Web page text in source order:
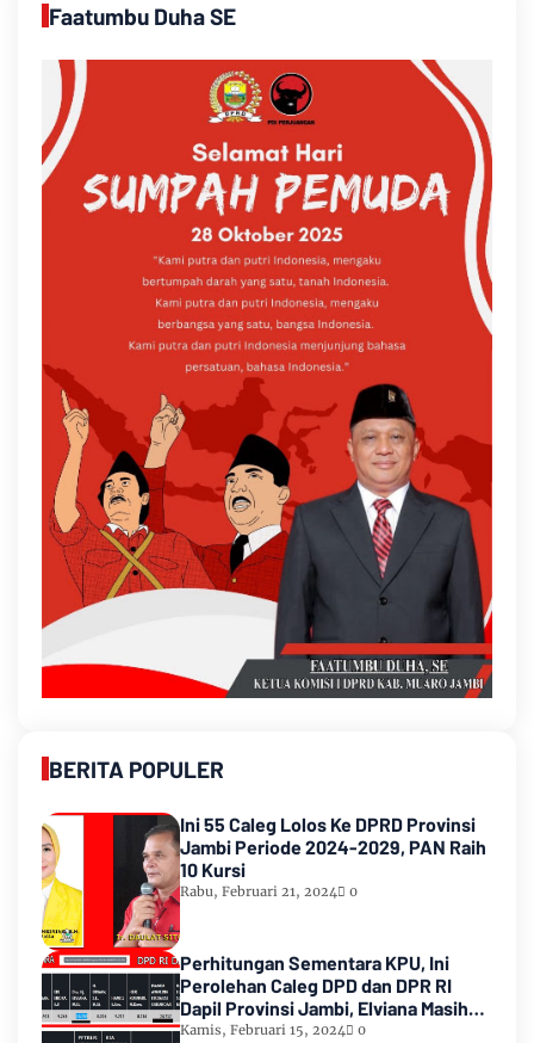
Faatumbu Duha SE
BERITA POPULER
Ini 55 Caleg Lolos Ke DPRD Provinsi
Jambi Periode 2024-2029, PAN Raih
10 Kursi
Rabu, Februari 21, 2024 0
Perhitungan Sementara KPU, Ini
Perolehan Caleg DPD dan DPR RI
Dapil Provinsi Jambi, Elviana Masih
Urutan Kedua Teratas
Kamis, Februari 15, 2024 0